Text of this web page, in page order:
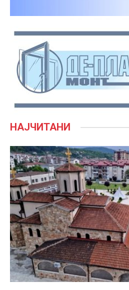
НАЈЧИТАНИ